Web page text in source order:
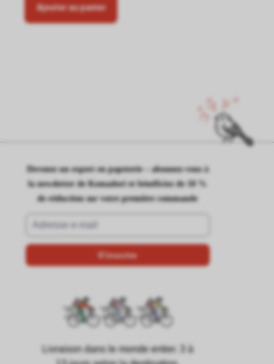
Ajouter au panier
Devenez un expert en papeterie – abonnez-vous à
la newsletter de Komadori et bénéficiez de 10 %
de réduction sur votre première commande
Livraison dans le monde entier. 3 à